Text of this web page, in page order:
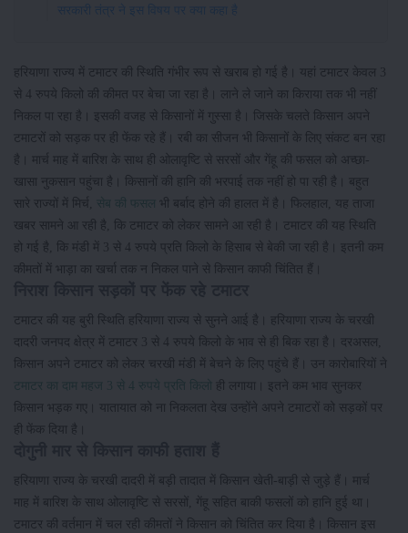
सरकारी तंत्र ने इस विषय पर क्या कहा है
हरियाणा राज्य में टमाटर की स्थिति गंभीर रूप से खराब हो गई है। यहां टमाटर केवल 3
से 4 रुपये किलो की कीमत पर बेचा जा रहा है। लाने ले जाने का किराया तक भी नहीं
निकल पा रहा है। इसकी वजह से किसानों में गुस्सा है। जिसके चलते किसान अपने
टमाटरों को सड़क पर ही फेंक रहे हैं। रबी का सीजन भी किसानों के लिए संकट बन रहा
है। मार्च माह में बारिश के साथ ही ओलावृष्टि से सरसों और गेंहू की फसल को अच्छा-
खासा नुकसान पहुंचा है। किसानों की हानि की भरपाई तक नहीं हो पा रही है। बहुत
सारे राज्यों में मिर्च,
सेब की फसल भी बर्बाद होने की हालत में है। फिलहाल, यह ताजा
खबर सामने आ रही है, कि टमाटर को लेकर सामने आ रही है। टमाटर की यह स्थिति
हो गई है, कि मंडी में 3 से 4 रुपये प्रति किलो के हिसाब से बेकी जा रही है। इतनी कम
कीमतों में भाड़ा का खर्चा तक न निकल पाने से किसान काफी चिंतित हैं।
टमाटर की यह बुरी स्थिति हरियाणा राज्य से सुनने आई है। हरियाणा राज्य के चरखी
दादरी जनपद क्षेत्र में टमाटर 3 से 4 रुपये किलो के भाव से ही बिक रहा है। दरअसल,
किसान अपने टमाटर को लेकर चरखी मंडी में बेचने के लिए पहुंचे हैं। उन कारोबारियों ने
टमाटर का दाम महज 3 से 4 रुपये प्रति किलो ही लगाया। इतने कम भाव सुनकर
किसान भड़क गए। यातायात को ना निकलता देख उन्होंने अपने टमाटरों को सड़कों पर
ही फेंक दिया है।
हरियाणा राज्य के चरखी दादरी में बड़ी तादात में किसान खेती-बाड़ी से जुड़े हैं। मार्च
माह में बारिश के साथ ओलावृष्टि से सरसों, गेंहू सहित बाकी फसलों को हानि हुई था।
टमाटर की वर्तमान में चल रही कीमतों ने किसान को चिंतित कर दिया है। किसान इस